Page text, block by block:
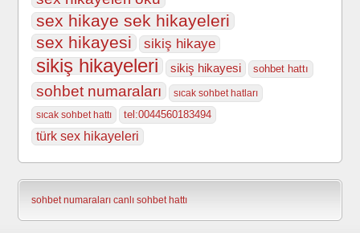
sex hikaye sek hikayeleri
sex hikayesi
sikiş hikaye
sikiş hikayeleri sikiş hikayesi sohbet hattı
sohbet numaraları
sıcak sohbet hatları
sıcak sohbet hattı
tel:0044560183494
türk sex hikayeleri
sohbet numaraları canlı sohbet hattı